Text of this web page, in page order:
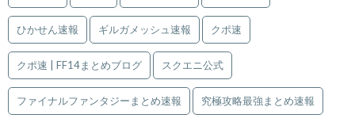
ひかせん速報 ギルガメッシュ速報 クポ速
クポ速 | FF14まとめブログ スクエニ公式
ファイナルファンタジーまとめ速報 究極攻略最強まとめ速報